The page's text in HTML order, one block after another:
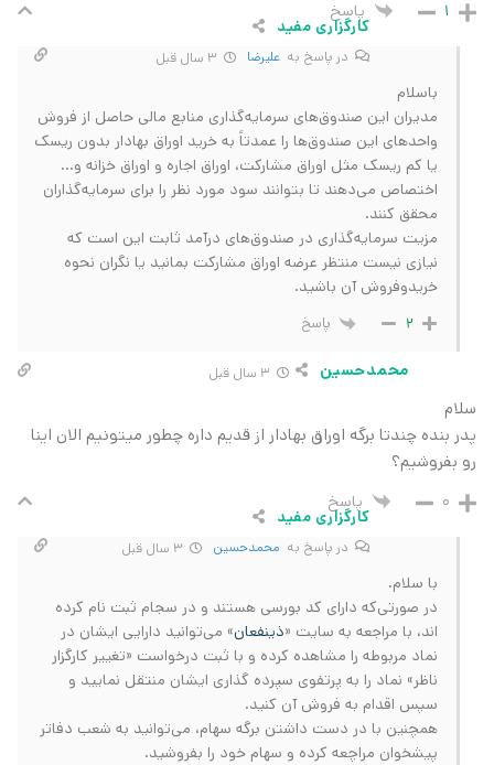
1 پاسخ
کارگزاری مفید
در پاسخ به علیرضا
باسلام
مدیران این صندوق‌های سرمایه‌گذاری منابع مالی حاصل از فروش
واحدهای این صندوق‌ها را عمدتاً به خرید اوراق بهادار بدون ریسک
یا کم ریسک مثل اوراق مشارکت، اوراق اجاره و اوراق خزانه و…
اختصاص می‌‏دهند تا بتوانند سود مورد نظر را برای سرمایه‌گذاران
محقق کنند.
مزیت سرمایه‌گذاری در صندوق‌های درآمد ثابت این است که
نیازی نیست منتظر عرضه اوراق مشارکت بمانید یا نگران نحوه
خریدوفروش آن باشید.
2 پاسخ
محمدحسین
سلام
پدر بنده چندتا برگه اوراق بهادار از قدیم داره چطور میتونیم الان اینا
رو بفروشیم؟
0 پاسخ
کارگزاری مفید
در پاسخ به محمدحسین
با سلام.
در صورتی‌که دارای کد بورسی هستند و در سجام ثبت نام کرده
اند، با مراجعه به سایت «ذینفعان» می‌توانید دارایی ایشان در
نماد مربوطه را مشاهده کرده و با ثبت درخواست «تغییر کارگزار
ناظر» نماد را به پرتفوی سپرده گذاری ایشان منتقل نمایید و
سپس اقدام به فروش آن کنید.
همچنین با در دست داشتن برگه سهام، می‌توانید به شعب دفاتر
پیشخوان مراچعه کرده و سهام خود را بفروشید.